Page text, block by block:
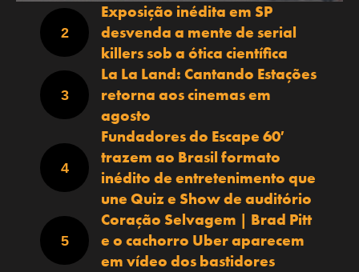
Exposição inédita em SP
desvenda a mente de serial
killers sob a ótica científica
La La Land: Cantando Estações
retorna aos cinemas em
agosto
Fundadores do Escape 60′
trazem ao Brasil formato
inédito de entretenimento que
une Quiz e Show de auditório
Coração Selvagem | Brad Pitt
e o cachorro Uber aparecem
em vídeo dos bastidores